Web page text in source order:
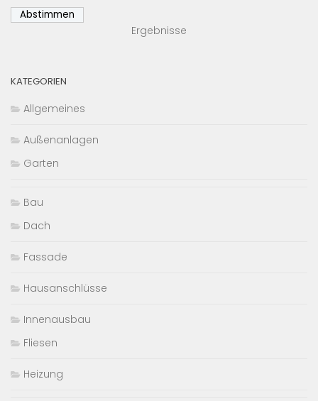
Ergebnisse
KATEGORIEN
Allgemeines
Außenanlagen
Garten
Bau
Dach
Fassade
Hausanschlüsse
Innenausbau
Fliesen
Heizung